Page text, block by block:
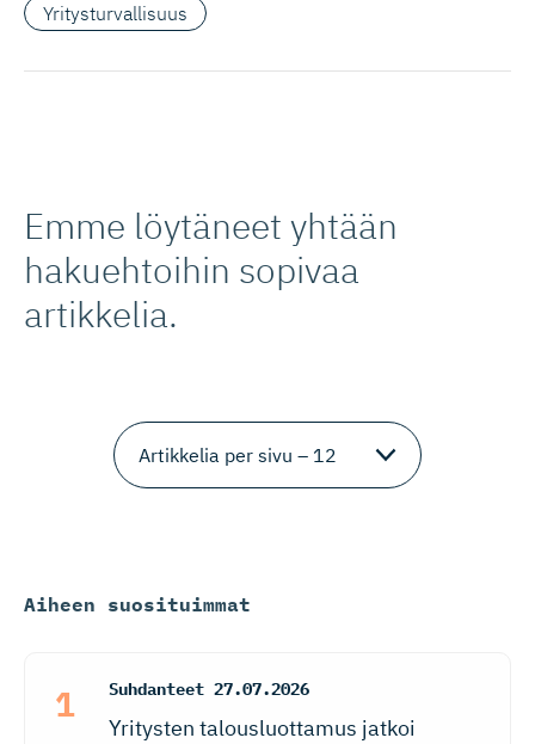
Yritysturvallisuus
Emme löytäneet yhtään
hakuehtoihin sopivaa
artikkelia.
Aiheen suosituimmat
Suhdanteet 27.07.2026
Yritysten talousluottamus jatkoi